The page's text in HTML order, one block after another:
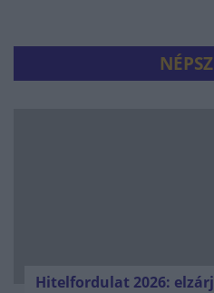
Hitelfordulat 2026: